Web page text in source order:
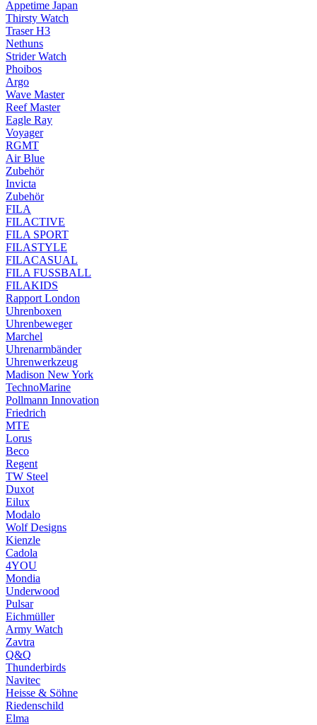
Appetime Japan
Thirsty Watch
Traser H3
Nethuns
Strider Watch
Phoibos
Argo
Wave Master
Reef Master
Eagle Ray
Voyager
RGMT
Air Blue
Zubehör
Invicta
Zubehör
FILA
FILACTIVE
FILA SPORT
FILASTYLE
FILACASUAL
FILA FUSSBALL
FILAKIDS
Rapport London
Uhrenboxen
Uhrenbeweger
Marchel
Uhrenarmbänder
Uhrenwerkzeug
Madison New York
TechnoMarine
Pollmann Innovation
Friedrich
MTE
Lorus
Beco
Regent
TW Steel
Duxot
Eilux
Modalo
Wolf Designs
Kienzle
Cadola
4YOU
Mondia
Underwood
Pulsar
Eichmüller
Army Watch
Zavtra
Q&Q
Thunderbirds
Navitec
Heisse & Söhne
Riedenschild
Elma